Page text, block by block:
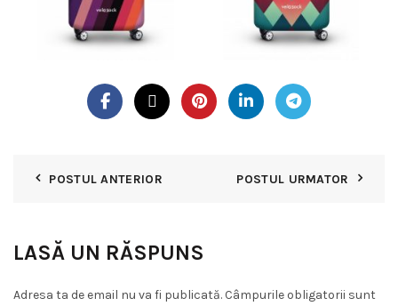
POSTUL ANTERIOR POSTUL URMATOR
LASĂ UN RĂSPUNS
Adresa ta de email nu va fi publicată. Câmpurile obligatorii sunt